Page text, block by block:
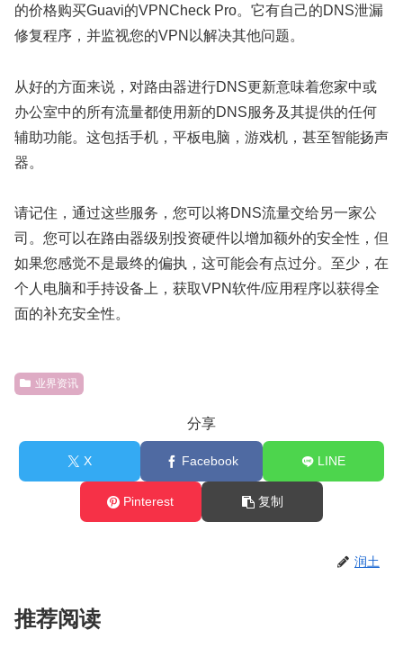
的价格购买Guavi的VPNCheck Pro。它有自己的DNS泄漏
修复程序，并监视您的VPN以解决其他问题。
从好的方面来说，对路由器进行DNS更新意味着您家中或
办公室中的所有流量都使用新的DNS服务及其提供的任何
辅助功能。这包括手机，平板电脑，游戏机，甚至智能扬声
器。
请记住，通过这些服务，您可以将DNS流量交给另一家公
司。您可以在路由器级别投资硬件以增加额外的安全性，但
如果您感觉不是最终的偏执，这可能会有点过分。至少，在
个人电脑和手持设备上，获取VPN软件/应用程序以获得全
面的补充安全性。
业界资讯
分享
X Facebook LINE
Pinterest 复制
润土
推荐阅读